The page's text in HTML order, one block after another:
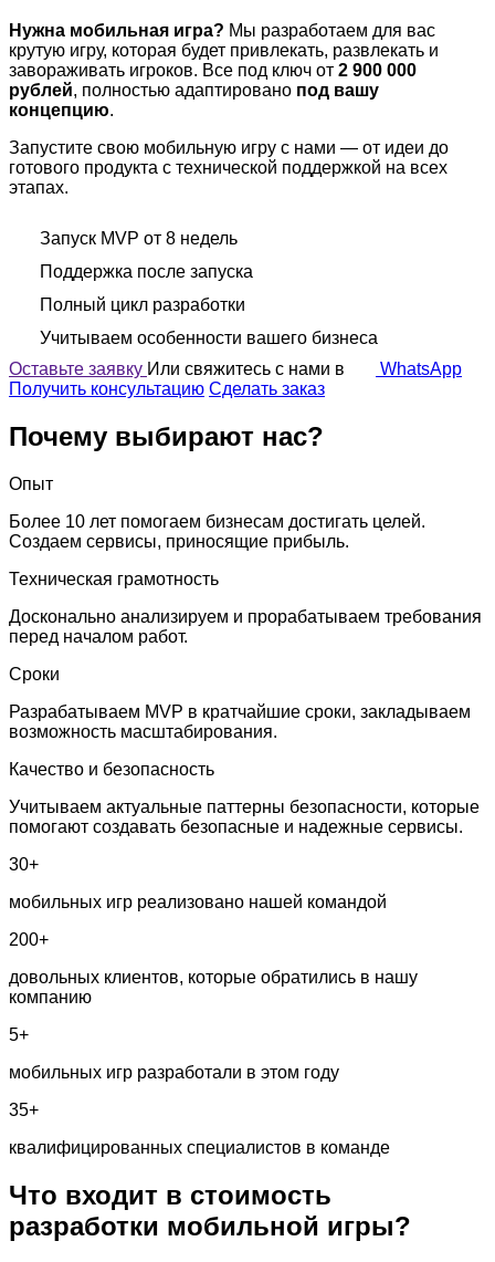
Нужна мобильная игра? Мы разработаем для вас
крутую игру, которая будет привлекать, развлекать и
завораживать игроков. Все под ключ от 2 900 000
рублей, полностью адаптировано под вашу
концепцию.
Запустите свою мобильную игру с нами — от идеи до
готового продукта с технической поддержкой на всех
этапах.
Запуск MVP от 8 недель
Поддержка после запуска
Полный цикл разработки
Учитываем особенности вашего бизнеса
Оставьте заявку Или свяжитесь с нами в
WhatsApp
Получить консультацию Сделать заказ
Почему выбирают нас?
Опыт
Более 10 лет помогаем бизнесам достигать целей.
Создаем сервисы, приносящие прибыль.
Техническая грамотность
Досконально анализируем и прорабатываем требования
перед началом работ.
Сроки
Разрабатываем MVP в кратчайшие сроки, закладываем
возможность масштабирования.
Качество и безопасность
Учитываем актуальные паттерны безопасности, которые
помогают создавать безопасные и надежные сервисы.
30+
мобильных игр реализовано нашей командой
200+
довольных клиентов, которые обратились в нашу
компанию
5+
мобильных игр разработали в этом году
35+
квалифицированных специалистов в команде
Что входит в стоимость
разработки мобильной игры?